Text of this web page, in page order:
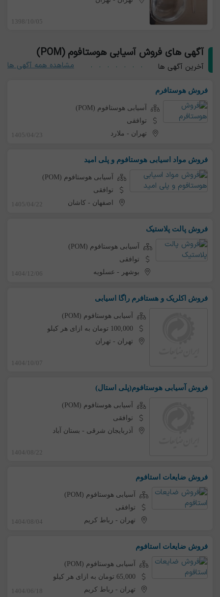
1398/10/05
آگهی های فروش آسیابی هوستافوم (POM)
آخرین آگهی ها مشاهده همه آگهی ها
فروش هوستافرم
آسیابی هوستافوم (POM)
توافقی
تهران - ملارد 1405/04/23
فروش مواد اسیابی هوستافوم و پلی امید
آسیابی هوستافوم (POM)
توافقی
اصفهان - کاشان 1405/04/22
فروش پالت پلاستیک
آسیابی هوستافوم (POM)
توافقی
بوشهر - عسلویه 1404/12/06
فروش اکلریک و هستافرم راگا اسیابی
آسیابی هوستافوم (POM)
100,000 تومان به ازای هر کیلو
تهران - تهران
1404/10/07
فروش آسیابی هوستافوم(پلی استال)
آسیابی هوستافوم (POM)
توافقی
آذربایجان شرقی - بستان آباد
1404/08/22
فروش ضایعات استافوم
آسیابی هوستافوم (POM)
توافقی
تهران - رباط کریم 1404/08/04
فروش ضایعات استافوم
آسیابی هوستافوم (POM)
65,000 تومان به ازای هر کیلو
تهران - رباط کریم 1404/06/18